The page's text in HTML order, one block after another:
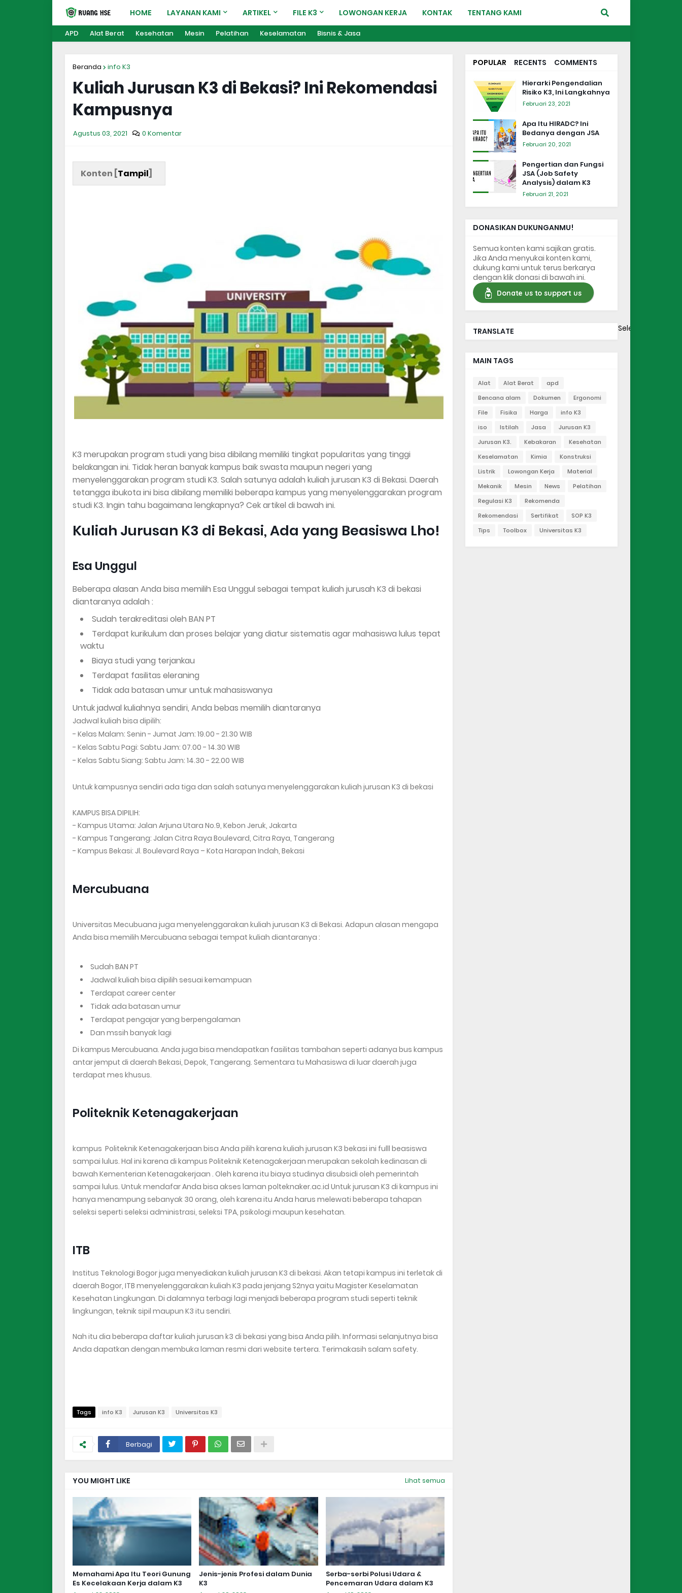
HOME LAYANAN KAMI ARTIKEL FILE K3 LOWONGAN KERJA KONTAK TENTANG KAMI
APD Alat Berat Kesehatan Mesin Pelatihan Keselamatan Bisnis & Jasa
Beranda info K3
Kuliah Jurusan K3 di Bekasi? Ini Rekomendasi
Kampusnya
Agustus 03, 2021 0 Komentar
Konten [Tampil]
K3 merupakan program studi yang bisa dibilang memiliki tingkat popularitas yang tinggi
belakangan ini. Tidak heran banyak kampus baik swasta maupun negeri yang
menyelenggarakan program studi K3. Salah satunya adalah kuliah jurusan K3 di Bekasi. Daerah
tetangga ibukota ini bisa dibilang memiliki beberapa kampus yang menyelenggarakan program
studi K3. Ingin tahu bagaimana lengkapnya? Cek artikel di bawah ini.
Kuliah Jurusan K3 di Bekasi, Ada yang Beasiswa Lho!
Esa Unggul
Beberapa alasan Anda bisa memilih Esa Unggul sebagai tempat kuliah jurusah K3 di bekasi
diantaranya adalah :
Sudah terakreditasi oleh BAN PT
Terdapat kurikulum dan proses belajar yang diatur sistematis agar mahasiswa lulus tepat
waktu
Biaya studi yang terjankau
Terdapat fasilitas eleraning
Tidak ada batasan umur untuk mahasiswanya
Untuk jadwal kuliahnya sendiri, Anda bebas memilih diantaranya
Jadwal kuliah bisa dipilih:
- Kelas Malam: Senin - Jumat Jam: 19.00 - 21.30 WIB
- Kelas Sabtu Pagi: Sabtu Jam: 07.00 - 14.30 WIB
- Kelas Sabtu Siang: Sabtu Jam: 14.30 - 22.00 WIB
Untuk kampusnya sendiri ada tiga dan salah satunya menyelenggarakan kuliah jurusan K3 di bekasi
KAMPUS BISA DIPILIH:
- Kampus Utama: Jalan Arjuna Utara No.9, Kebon Jeruk, Jakarta
- Kampus Tangerang: Jalan Citra Raya Boulevard, Citra Raya, Tangerang
- Kampus Bekasi: Jl. Boulevard Raya – Kota Harapan Indah, Bekasi
Mercubuana
Universitas Mecubuana juga menyelenggarakan kuliah jurusan K3 di Bekasi. Adapun alasan mengapa
Anda bisa memilih Mercubuana sebagai tempat kuliah diantaranya :
Sudah BAN PT
Jadwal kuliah bisa dipilih sesuai kemampuan
Terdapat career center
Tidak ada batasan umur
Terdapat pengajar yang berpengalaman
Dan mssih banyak lagi
Di kampus Mercubuana. Anda juga bisa mendapatkan fasilitas tambahan seperti adanya bus kampus
antar jemput di daerah Bekasi, Depok, Tangerang. Sementara tu Mahasiswa di luar daerah juga
terdapat mes khusus.
Politeknik Ketenagakerjaan
kampus Politeknik Ketenagakerjaan bisa Anda pilih karena kuliah jurusan K3 bekasi ini fulll beasiswa
sampai lulus. Hal ini karena di kampus Politeknik Ketenagakerjaan merupakan sekolah kedinasan di
bawah Kementerian Ketenagakerjaan . Oleh karena itu biaya studinya disubsidi oleh pemerintah
sampai lulus. Untuk mendafar Anda bisa akses laman polteknaker.ac.id Untuk jurusan K3 di kampus ini
hanya menampung sebanyak 30 orang, oleh karena itu Anda harus melewati beberapa tahapan
seleksi seperti seleksi administrasi, seleksi TPA, psikologi maupun kesehatan.
ITB
Institus Teknologi Bogor juga menyediakan kuliah jurusan K3 di bekasi. Akan tetapi kampus ini terletak di
daerah Bogor, ITB menyelenggarakan kuliah K3 pada jenjang S2nya yaitu Magister Keselamatan
Kesehatan Lingkungan. Di dalamnya terbagi lagi menjadi beberapa program studi seperti teknik
lingkungan, teknik sipil maupun K3 itu sendiri.
Nah itu dia beberapa daftar kuliah jurusan k3 di bekasi yang bisa Anda pilih. Informasi selanjutnya bisa
Anda dapatkan dengan membuka laman resmi dari website tertera. Terimakasih salam safety.
Tags info K3 Jurusan K3 Universitas K3
Berbagi
YOU MIGHT LIKE Lihat semua
Memahami Apa Itu Teori Gunung
Es Kecelakaan Kerja dalam K3
Jenis-jenis Profesi dalam Dunia
K3
Serba-serbi Polusi Udara &
Pencemaran Udara dalam K3
POPULAR RECENTS COMMENTS
Hierarki Pengendalian
Risiko K3, Ini Langkahnya
Februari 23, 2021
Apa Itu HIRADC? Ini
Bedanya dengan JSA
Februari 20, 2021
Pengertian dan Fungsi
JSA (Job Safety
Analysis) dalam K3
Februari 21, 2021
DONASIKAN DUKUNGANMU!
Semua konten kami sajikan gratis.
Jika Anda menyukai konten kami,
dukung kami untuk terus berkarya
dengan klik donasi di bawah ini.
Donate us to support us
TRANSLATE Select Language
MAIN TAGS
Alat Alat Berat
apd
Bencana alam
Dokumen
Ergonomi
File
Fisika Harga
info K3
iso
Istilah Jasa
Jurusan K3
Jurusan K3.
Kebakaran
Kesehatan
Keselamatan
Kimia
Konstruksi
Listrik
Lowongan Kerja
Material
Mekanik
Mesin News
Pelatihan
Regulasi K3
Rekomenda
Rekomendasi
Sertifikat
SOP K3
Tips
Toolbox Universitas K3